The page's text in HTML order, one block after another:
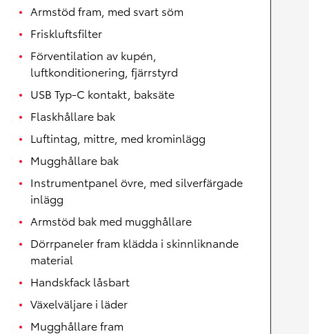
Armstöd fram, med svart söm
Friskluftsfilter
Förventilation av kupén,
luftkonditionering, fjärrstyrd
USB Typ-C kontakt, baksäte
Flaskhållare bak
Luftintag, mittre, med krominlägg
Mugghållare bak
Instrumentpanel övre, med silverfärgade
inlägg
Armstöd bak med mugghållare
Dörrpaneler fram klädda i skinnliknande
material
Handskfack låsbart
Växelväljare i läder
Mugghållare fram